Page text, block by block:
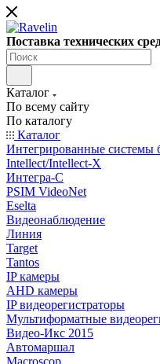
Поставка технических
Каталог
По всему сайту
По каталогу
Каталог
Интегрированные системы
Intellect/Intellect-X
Интегра-С
PSIM VideoNet
Eselta
Видеонаблюдение
Линия
Target
Tantos
IP камеры
AHD камеры
IP видеорегистраторы
Мультиформатные
Видео-Икс 2015
Автомаршал
Macroscop